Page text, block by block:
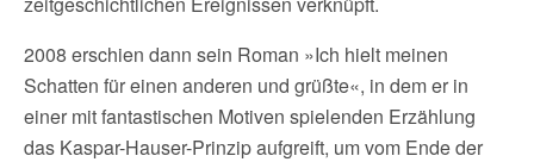
2008 erschien dann sein Roman »Ich hielt meinen
Schatten für einen anderen und grüßte«, in dem er in
einer mit fantastischen Motiven spielenden Erzählung
das Kaspar-Hauser-Prinzip aufgreift, um vom Ende der